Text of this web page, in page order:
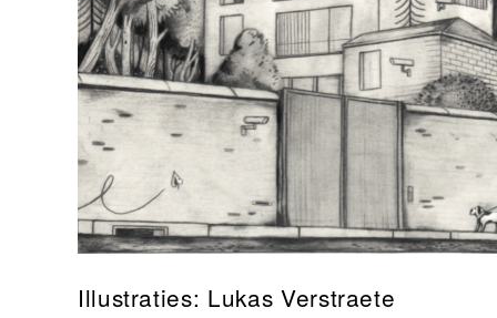
Illustraties: Lukas Verstraete